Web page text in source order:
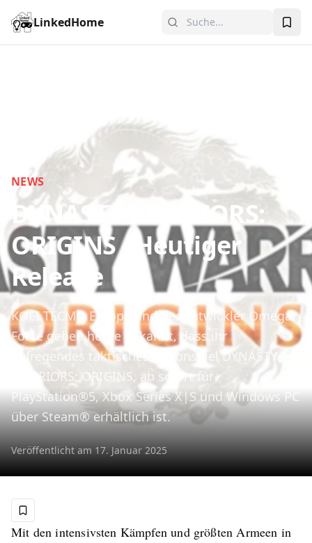
LinkedHome
NEWS
DYNASTY WARRIORS:
ORIGINS - Heutiger
Release
KOEI TECMO Europe und der Entwickler Omega
Force geben heute bekannt, dass ihr
aufregendes taktisches Actionspiel DYNASTY
WARRIORS: ORIGINS, ab sofort für
PlayStation®5, Xbox Series X|S und Windows PC
über Steam® erhältlich ist.
Veröffentlicht am17. Januar 2025
Mit den intensivsten Kämpfen und größten Armeen in